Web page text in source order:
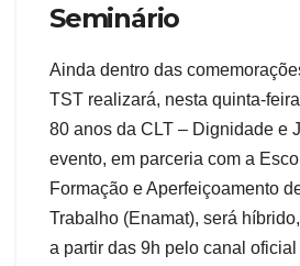
Seminário
Ainda dentro das
TST realizará, nesta quinta-
80 anos da CLT – Dignidade e
evento, em parceria com a
Formação e Aperfeiçoamento
Trabalho (Enamat), será
a partir das 9h pelo canal